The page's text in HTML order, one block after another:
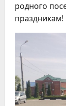
родного
праздникам!